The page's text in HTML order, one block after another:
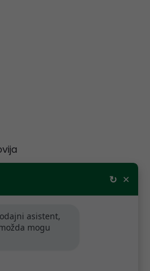
↻ ×
asistent,
mogu